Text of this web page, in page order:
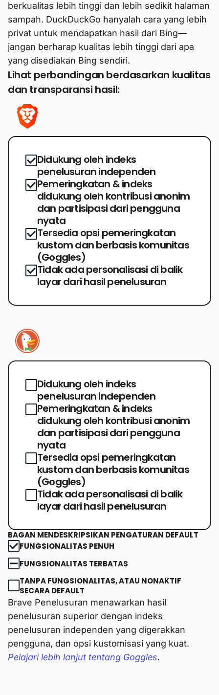
berkualitas lebih tinggi dan lebih sedikit halaman
sampah. DuckDuckGo hanyalah cara yang lebih
privat untuk mendapatkan hasil dari Bing—
jangan berharap kualitas lebih tinggi dari apa
yang disediakan Bing sendiri.
Lihat perbandingan berdasarkan kualitas
dan transparansi hasil:
Didukung oleh indeks
penelusuran independen
Pemeringkatan & indeks
didukung oleh kontribusi anonim
dan partisipasi dari pengguna
nyata
Tersedia opsi pemeringkatan
kustom dan berbasis komunitas
(Goggles)
Tidak ada personalisasi di balik
layar dari hasil penelusuran
Didukung oleh indeks
penelusuran independen
Pemeringkatan & indeks
didukung oleh kontribusi anonim
dan partisipasi dari pengguna
nyata
Tersedia opsi pemeringkatan
kustom dan berbasis komunitas
(Goggles)
Tidak ada personalisasi di balik
layar dari hasil penelusuran
BAGAN MENDESKRIPSIKAN PENGATURAN DEFAULT
FUNGSIONALITAS PENUH
FUNGSIONALITAS TERBATAS
TANPA FUNGSIONALITAS, ATAU NONAKTIF
SECARA DEFAULT
Brave Penelusuran menawarkan hasil
penelusuran superior dengan indeks
penelusuran independen yang digerakkan
pengguna, dan opsi kustomisasi yang kuat.
Pelajari lebih lanjut tentang Goggles.